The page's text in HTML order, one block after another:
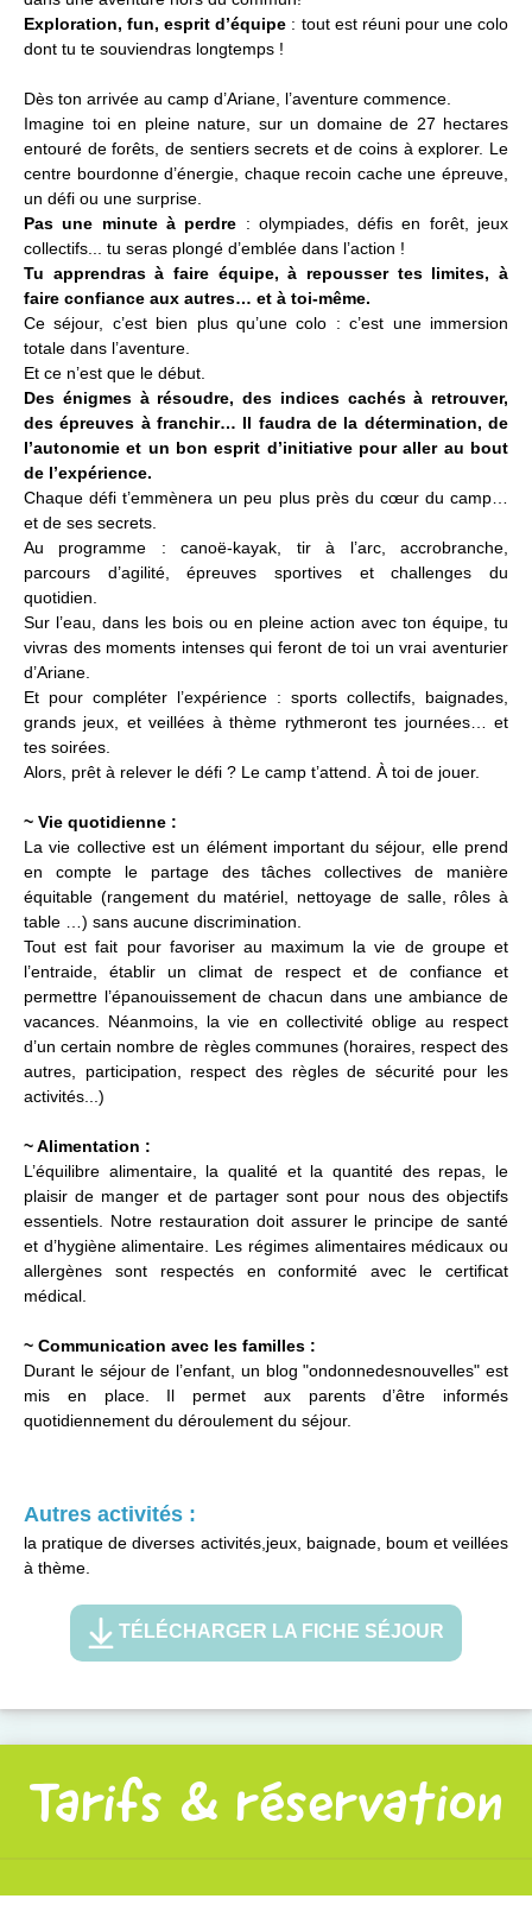
Exploration, fun, esprit d’équipe : tout est réuni pour une colo
dont tu te souviendras longtemps !
Dès ton arrivée au camp d’Ariane, l’aventure commence.
Imagine toi en pleine nature, sur un domaine de 27 hectares
entouré de forêts, de sentiers secrets et de coins à explorer. Le
centre bourdonne d’énergie, chaque recoin cache une épreuve,
un défi ou une surprise.
Pas une minute à perdre : olympiades, défis en forêt, jeux
collectifs... tu seras plongé d’emblée dans l’action !
Tu apprendras à faire équipe, à repousser tes limites, à
faire confiance aux autres… et à toi-même.
Ce séjour, c’est bien plus qu’une colo : c’est une immersion
totale dans l’aventure.
Et ce n’est que le début.
Des énigmes à résoudre, des indices cachés à retrouver,
des épreuves à franchir… Il faudra de la détermination, de
l’autonomie et un bon esprit d’initiative pour aller au bout
de l’expérience.
Chaque défi t’emmènera un peu plus près du cœur du camp…
et de ses secrets.
Au programme : canoë-kayak, tir à l’arc, accrobranche,
parcours d’agilité, épreuves sportives et challenges du
quotidien.
Sur l’eau, dans les bois ou en pleine action avec ton équipe, tu
vivras des moments intenses qui feront de toi un vrai aventurier
d’Ariane.
Et pour compléter l’expérience : sports collectifs, baignades,
grands jeux, et veillées à thème rythmeront tes journées… et
tes soirées.
Alors, prêt à relever le défi ? Le camp t’attend. À toi de jouer.
~ Vie quotidienne :
La vie collective est un élément important du séjour, elle prend
en compte le partage des tâches collectives de manière
équitable (rangement du matériel, nettoyage de salle, rôles à
table …) sans aucune discrimination.
Tout est fait pour favoriser au maximum la vie de groupe et
l’entraide, établir un climat de respect et de confiance et
permettre l’épanouissement de chacun dans une ambiance de
vacances. Néanmoins, la vie en collectivité oblige au respect
d’un certain nombre de règles communes (horaires, respect des
autres, participation, respect des règles de sécurité pour les
activités...)
~ Alimentation :
L’équilibre alimentaire, la qualité et la quantité des repas, le
plaisir de manger et de partager sont pour nous des objectifs
essentiels. Notre restauration doit assurer le principe de santé
et d’hygiène alimentaire. Les régimes alimentaires médicaux ou
allergènes sont respectés en conformité avec le certificat
médical.
~ Communication avec les familles :
Durant le séjour de l’enfant, un blog "ondonnedesnouvelles" est
mis en place. Il permet aux parents d’être informés
quotidiennement du déroulement du séjour.
Autres activités :
la pratique de diverses activités,jeux, baignade, boum et veillées
à thème.
TÉLÉCHARGER LA FICHE SÉJOUR
Tarifs & réservation